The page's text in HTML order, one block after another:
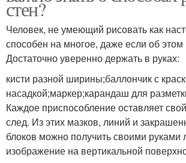
стен?
Человек, не умеющий рисовать как
способен на многое, даже если об этом
Достаточно уверенно держать в руках:
кисти разной ширины;баллончик с
насадкой;маркер;карандаш для
Каждое приспособление оставляет
след. Из этих мазков, линий и
блоков можно получить своими руками
изображение на вертикальной